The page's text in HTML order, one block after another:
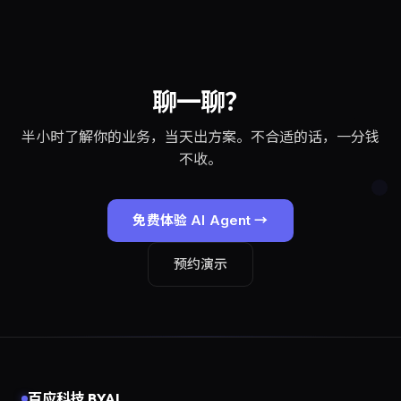
聊一聊？
半小时了解你的业务，当天出方案。不合适的话，一分钱
不收。
免费体验 AI Agent →
预约演示